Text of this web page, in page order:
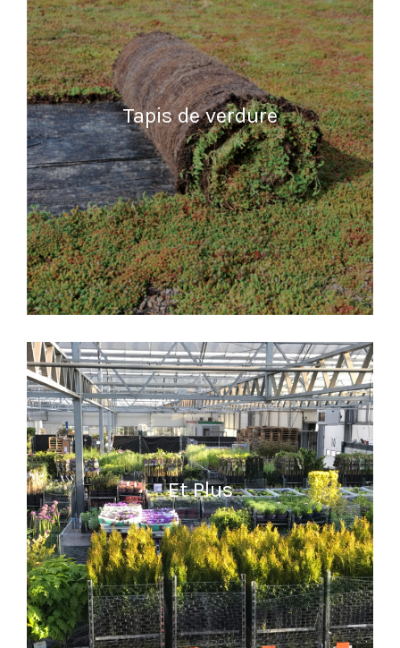
Tapis de verdure
Et Plus